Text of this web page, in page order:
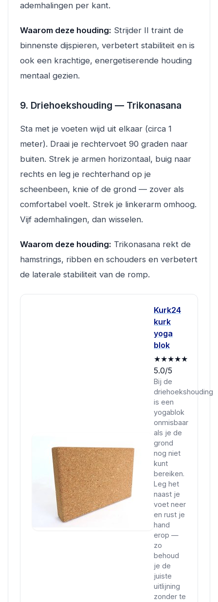
ademhalingen per kant.
Waarom deze houding: Strijder II traint de
binnenste dijspieren, verbetert stabiliteit en is
ook een krachtige, energetiserende houding
mentaal gezien.
9. Driehoekshouding — Trikonasana
Sta met je voeten wijd uit elkaar (circa 1
meter). Draai je rechtervoet 90 graden naar
buiten. Strek je armen horizontaal, buig naar
rechts en leg je rechterhand op je
scheenbeen, knie of de grond — zover als
comfortabel voelt. Strek je linkerarm omhoog.
Vijf ademhalingen, dan wisselen.
Waarom deze houding: Trikonasana rekt de
hamstrings, ribben en schouders en verbetert
de laterale stabiliteit van de romp.
Kurk24
kurk
yoga
blok
★★★★★
5.0/5
Bij de
driehoekshouding
is een
yogablok
onmisbaar
als je de
grond
nog niet
kunt
bereiken.
Leg het
naast je
voet neer
en rust je
hand
erop —
zo
behoud
je de
juiste
uitlijning
zonder te